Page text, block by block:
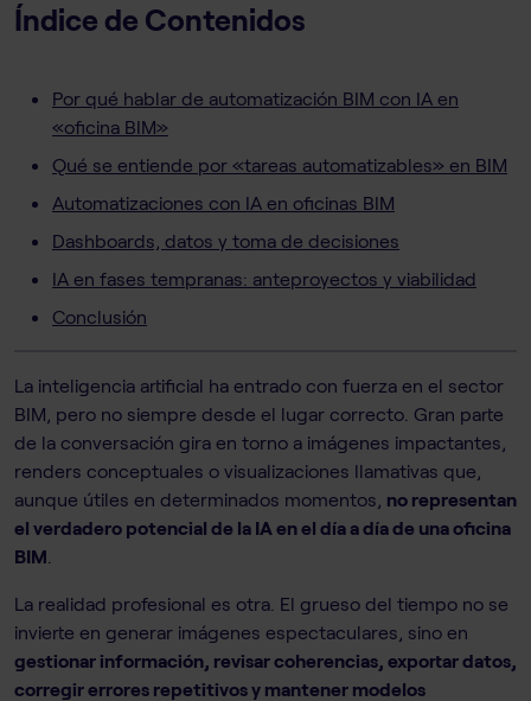
Índice de Contenidos
Por qué hablar de automatización BIM con IA en
«oficina BIM»
Qué se entiende por «tareas automatizables» en BIM
Automatizaciones con IA en oficinas BIM
Dashboards, datos y toma de decisiones
IA en fases tempranas: anteproyectos y viabilidad
Conclusión
La inteligencia artificial ha entrado con fuerza en el sector
BIM, pero no siempre desde el lugar correcto. Gran parte
de la conversación gira en torno a imágenes impactantes,
renders conceptuales o visualizaciones llamativas que,
aunque útiles en determinados momentos, no representan
el verdadero potencial de la IA en el día a día de una oficina
BIM
La realidad profesional es otra. El grueso del tiempo no se
invierte en generar imágenes espectaculares, sino en
gestionar información, revisar coherencias, exportar datos,
corregir errores repetitivos y mantener modelos